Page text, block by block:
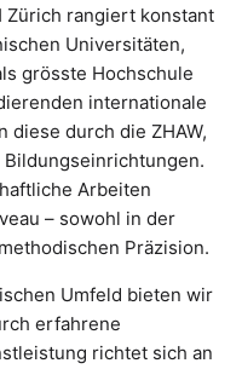
Zürich rangiert konstant
Universitäten,
grösste Hochschule
internationale
diese durch die ZHAW,
Arbeiten
– sowohl in der
Präzision.
Umfeld bieten wir
erfahrene
richtet sich an